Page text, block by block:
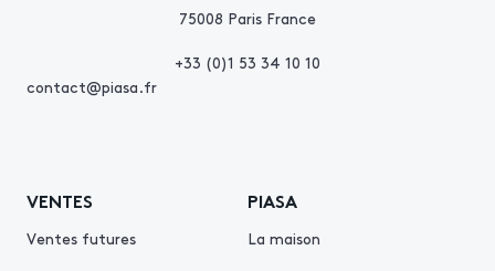
75008 Paris France
+33 (0)1 53 34 10 10
contact@piasa.fr
VENTES
Ventes futures
PIASA
La maison